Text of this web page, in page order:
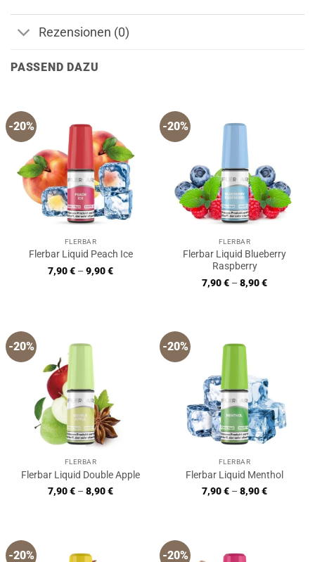
Rezensionen (0)
PASSEND DAZU
-20%
FLERBAR
Flerbar Liquid Peach Ice
7,90€ – 9,90€
-20%
FLERBAR
Flerbar Liquid Blueberry
Raspberry
7,90€ – 8,90€
-20%
FLERBAR
Flerbar Liquid Double Apple
7,90€ – 8,90€
-20%
FLERBAR
Flerbar Liquid Menthol
7,90€ – 8,90€
-20% -20%